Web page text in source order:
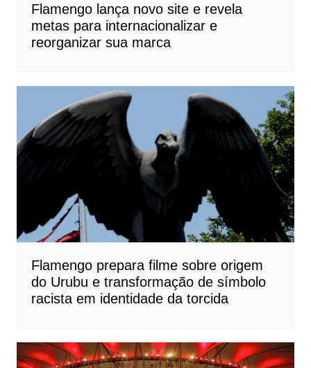
Flamengo lança novo site e revela
metas para internacionalizar e
reorganizar sua marca
Flamengo prepara filme sobre origem
do Urubu e transformação de símbolo
racista em identidade da torcida